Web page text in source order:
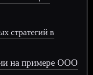
стратегий в
на примере ООО